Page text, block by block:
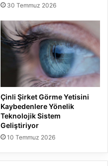
30 Temmuz 2026
Çinli Şirket Görme Yetisini
Kaybedenlere Yönelik
Teknolojik Sistem
Geliştiriyor
10 Temmuz 2026